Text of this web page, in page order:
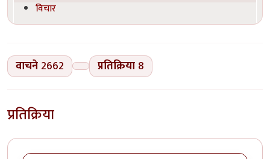
विचार
वाचने 2662 प्रतिक्रिया 8
प्रतिक्रिया